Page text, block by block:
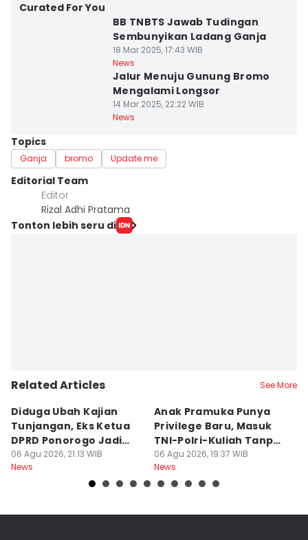
Curated For You
BB TNBTS Jawab Tudingan
Sembunyikan Ladang Ganja
18 Mar 2025, 17:43 WIB
News
Jalur Menuju Gunung Bromo
Mengalami Longsor
14 Mar 2025, 22:22 WIB
News
Topics
Ganja bromo Update me
Editorial Team
Editor
Rizal Adhi Pratama
Tonton lebih seru di
Related Articles See More
Diduga Ubah Kajian
Tunjangan, Eks Ketua
DPRD Ponorogo Jadi
Tersangka
06 Agu 2026, 21:13 WIB
News
Anak Pramuka Punya
Privilege Baru, Masuk
TNI-Polri-Kuliah Tanpa
Tes
06 Agu 2026, 19:37 WIB
News